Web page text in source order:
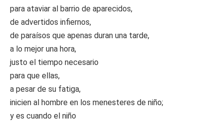
para ataviar al barrio de aparecidos,
de advertidos infiernos,
de paraísos que apenas duran una tarde,
a lo mejor una hora,
justo el tiempo necesario
para que ellas,
a pesar de su fatiga,
inicien al hombre en los menesteres de niño;
y es cuando el niño